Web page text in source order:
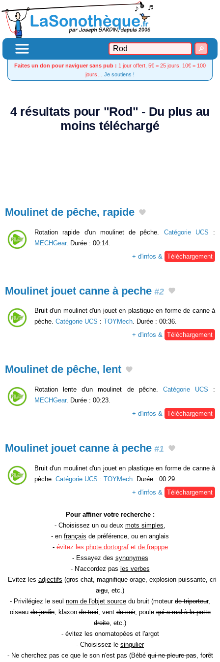
Faites un don pour naviguer sans pub : 1 jour offert, 5€ = 25 jours, 10€ = 100
jours… Je soutiens !
4 résultats pour "Rod" - Du plus au
moins téléchargé
Moulinet de pêche, rapide
Rotation rapide d'un moulinet de pêche. Catégorie UCS :
MECHGear. Durée : 00:14.
+ d'infos &
Téléchargement
Moulinet jouet canne à peche #2
Bruit d'un moulinet d'un jouet en plastique en forme de canne à
pèche. Catégorie UCS : TOYMech. Durée : 00:36.
+ d'infos & Téléchargement
Moulinet de pêche, lent
Rotation lente d'un moulinet de pêche. Catégorie UCS :
MECHGear. Durée : 00:23.
+ d'infos &
Téléchargement
Moulinet jouet canne à peche #1
Bruit d'un moulinet d'un jouet en plastique en forme de canne à
pèche. Catégorie UCS : TOYMech . Durée : 00:29.
+ d'infos &
Téléchargement
Pour affiner votre recherche :
- Choisissez un ou deux mots simples
- en français de préférence, ou en anglais
- évitez les phote dortografet de frapppe
- Essayez des synonymes
- N'accordez pas les verbes
- Evitez les adjectifs (groschat,magnifiqueorage, explosionpuissante, cri
aigu , etc.)
- Privilégiez le seul nom de l'objet source du bruit (moteur de triporteur,
oiseaude jardin, klaxonde taxi, ventdu soir, poulequi a mal à la patte
droite , etc.)
- évitez les onomatopées et l'argot
- Choisissez le singulier
- Ne cherchez pas ce que le son n'est pas (Bébéqui ne pleure pas, forêt